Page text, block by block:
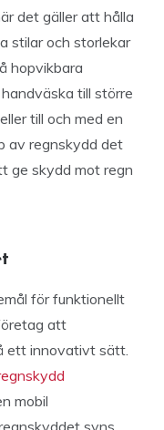
det gäller att hålla
stilar och storlekar
hopvikbara
till större
till och med en
av regnskydd det
ge skydd mot regn
för funktionellt
att
ett innovativt sätt.
mobil
syns